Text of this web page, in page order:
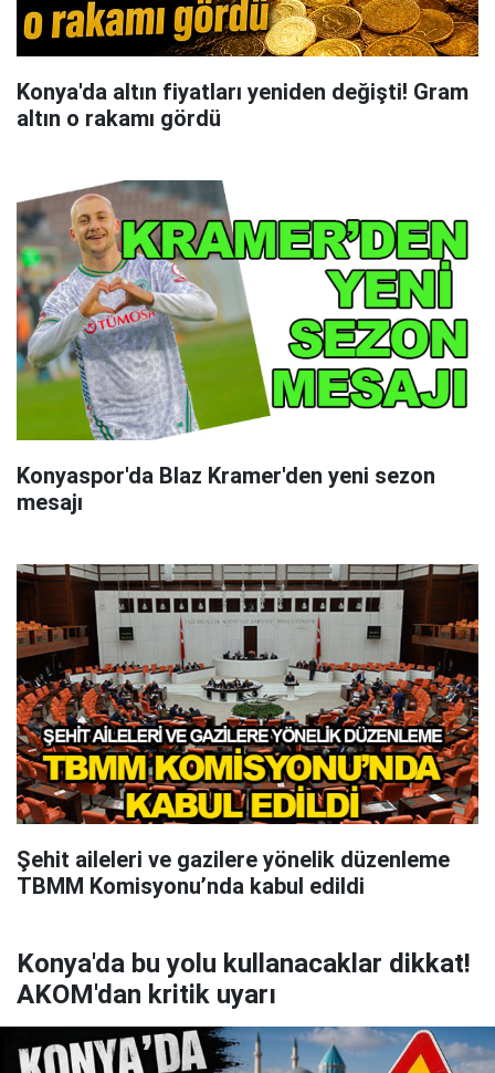
Konya'da altın fiyatları yeniden değişti! Gram
altın o rakamı gördü
Konyaspor'da Blaz Kramer'den yeni sezon
mesajı
Şehit aileleri ve gazilere yönelik düzenleme
TBMM Komisyonu’nda kabul edildi
Konya'da bu yolu kullanacaklar dikkat!
AKOM'dan kritik uyarı